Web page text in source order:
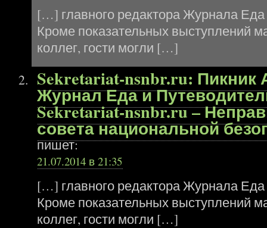
[…] главного редактора Журнала
Кроме показательных выступлений
коллег, гости могли […]
Sekretariat-nsnbr.ru:
Журнал Еда и
Sekretariat-nsnbr.ru –
совета национальной
пишет:
21.07.2014 в 21:35
[…] главного редактора Журнала
Кроме показательных выступлений
коллег, гости могли […]